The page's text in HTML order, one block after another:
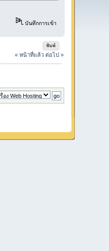
บันทึกการเข้า
พิมพ์
« หน้าที่แล้ว ต่อไป »